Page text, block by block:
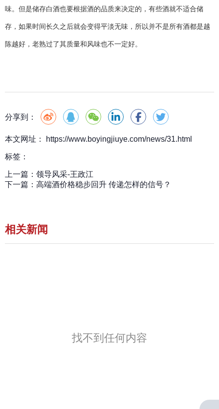
味。但是储存白酒也要根据酒的品质来决定的，有些酒就不适合储
存，如果时间长久之后就会变得平淡无味，所以并不是所有酒都是越
陈越好，老熟过了其质量和风味也不一定好。
分享到：
本文网址： https://www.boyingjiuye.com/news/31.html
标签：
上一篇： 领导风采-王政江
下一篇： 高端酒价格稳步回升 传递怎样的信号？
相关新闻
找不到任何内容